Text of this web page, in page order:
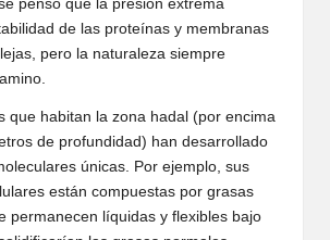
pensó que la presión extrema
de las proteínas y membranas
pero la naturaleza siempre
que habitan la zona hadal (por encima
de profundidad) han desarrollado
únicas. Por ejemplo, sus
están compuestas por grasas
permanecen líquidas y flexibles bajo